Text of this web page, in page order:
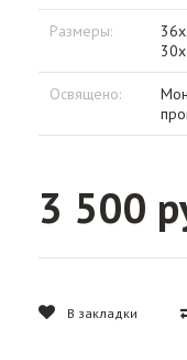
Размеры:
Освящено:
3 500
В закладки